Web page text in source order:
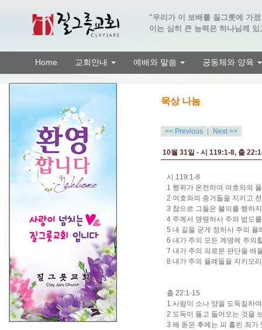
"우리가 이 보배를 질그릇에 가
이는 심히 큰 능력은 하나님께
Home 교회안내 예배와 말씀 공동체와 양육
묵상 나눔
<< Previous Next >>
10월 31일 - 시 119:1-8, 출
시 119:1-8
1 행위가 온전하여 여호와의
2 여호와의 증거들을 지키고
3 참으로 그들은 불의를 행하
4 주께서 명령하사 주의 법도
5 내 길을 굳게 정하사 주의 율
6 내가 주의 모든 계명에 주의
7 내가 주의 의로운 판단을 배
8 내가 주의 율례들을 지키오
출 22:1-15
1 사람이 소나 양을 도둑질하
2 도둑이 뚫고 들어오는 것을
3 해 돋은 후에는 피 흘린 죄가